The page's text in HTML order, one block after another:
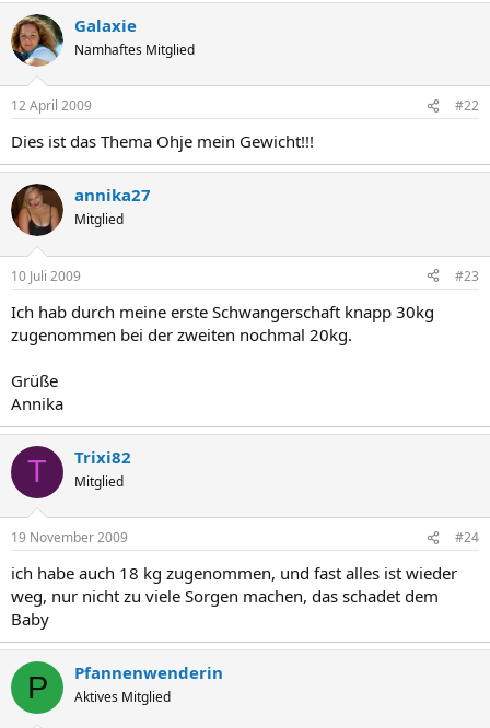
Galaxie
Namhaftes Mitglied
12 April 2009 #22
Dies ist das Thema Ohje mein Gewicht!!!
annika27
Mitglied
10 Juli 2009 #23
Ich hab durch meine erste Schwangerschaft knapp 30kg
zugenommen bei der zweiten nochmal 20kg.
Grüße
Annika
T Trixi82
Mitglied
19 November 2009 #24
ich habe auch 18 kg zugenommen, und fast alles ist wieder
weg, nur nicht zu viele Sorgen machen, das schadet dem
Baby
P Pfannenwenderin
Aktives Mitglied